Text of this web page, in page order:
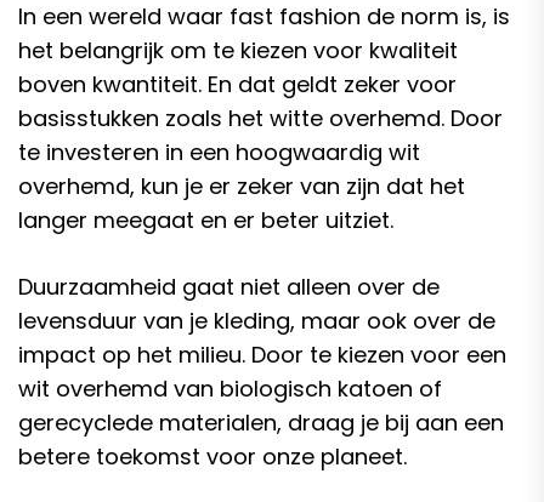
In een wereld waar fast fashion de norm is, is
het belangrijk om te kiezen voor kwaliteit
boven kwantiteit. En dat geldt zeker voor
basisstukken zoals het witte overhemd. Door
te investeren in een hoogwaardig wit
overhemd, kun je er zeker van zijn dat het
langer meegaat en er beter uitziet.
Duurzaamheid gaat niet alleen over de
levensduur van je kleding, maar ook over de
impact op het milieu. Door te kiezen voor een
wit overhemd van biologisch katoen of
gerecyclede materialen, draag je bij aan een
betere toekomst voor onze planeet.